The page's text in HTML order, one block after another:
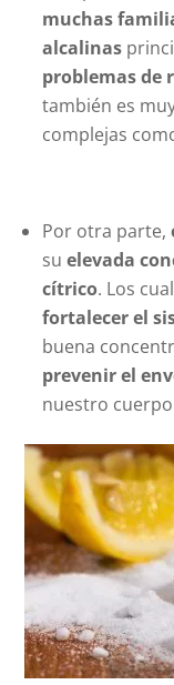
muchas
alcalinas
problemas de
también es
complejas
Por otra parte,
suelevada
cítrico. Los
fortalecer el
buena
prevenir el
nuestro